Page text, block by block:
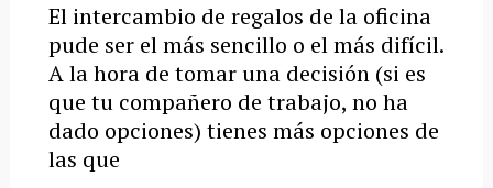
El intercambio de regalos de la oficina
pude ser el más sencillo o el más difícil.
A la hora de tomar una decisión (si es
que tu compañero de trabajo, no ha
dado opciones) tienes más opciones de
las que